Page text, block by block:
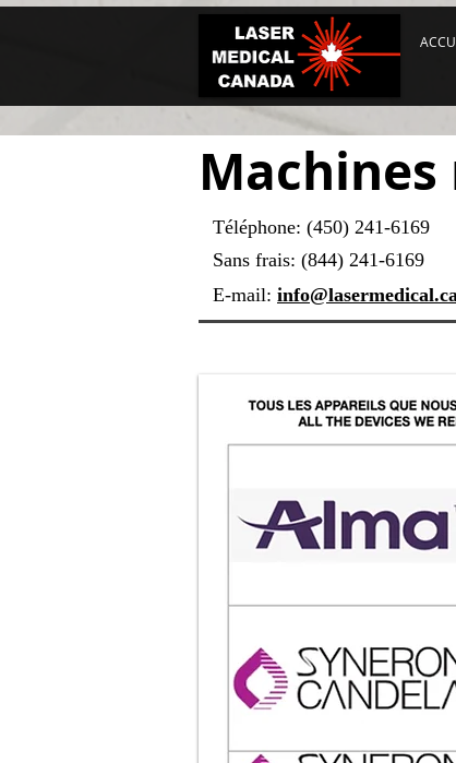
Machines
Téléphone: (450) 241-6169
Sans frais: (844) 241-6169
E-mail: